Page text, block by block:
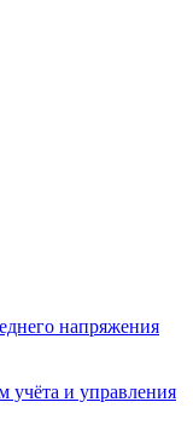
напряжения
и управления